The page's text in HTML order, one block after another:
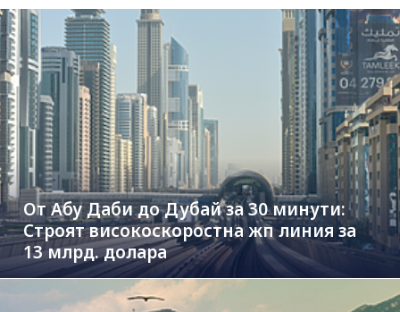
От Абу Даби до Дубай за 30 минути:
Строят високоскоростна жп линия за
13 млрд. долара